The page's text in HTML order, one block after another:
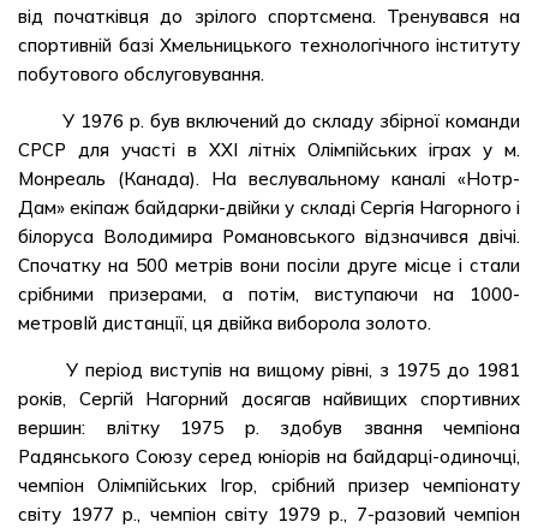
від початківця до зрілого спортсмена. Тренувався на
спортивній базі Хмельницького технологічного інституту
побутового обслуговування.
У 1976 р. був включений до складу збірної команди
СРСР для участі в XXI літніх Олімпійських іграх у м.
Монреаль (Канада). На веслувальному каналі «Нотр-
Дам» екіпаж байдарки-двійки у складі Сергія Нагорного і
білоруса Володимира Романовського відзначився двічі.
Спочатку на 500 метрів вони посіли друге місце і стали
срібними призерами, а потім, виступаючи на 1000-
метровІй дистанції, ця двійка виборола золото.
У період виступів на вищому рівні, з 1975 до 1981
років, Сергій Нагорний досягав найвищих спортивних
вершин: влітку 1975 р. здобув звання чемпіона
Радянського Союзу серед юніорів на байдарці-одиночці,
чемпіон Олімпійських Ігор, срібний призер чемпіонату
світу 1977 р., чемпіон світу 1979 р., 7-разовий чемпіон